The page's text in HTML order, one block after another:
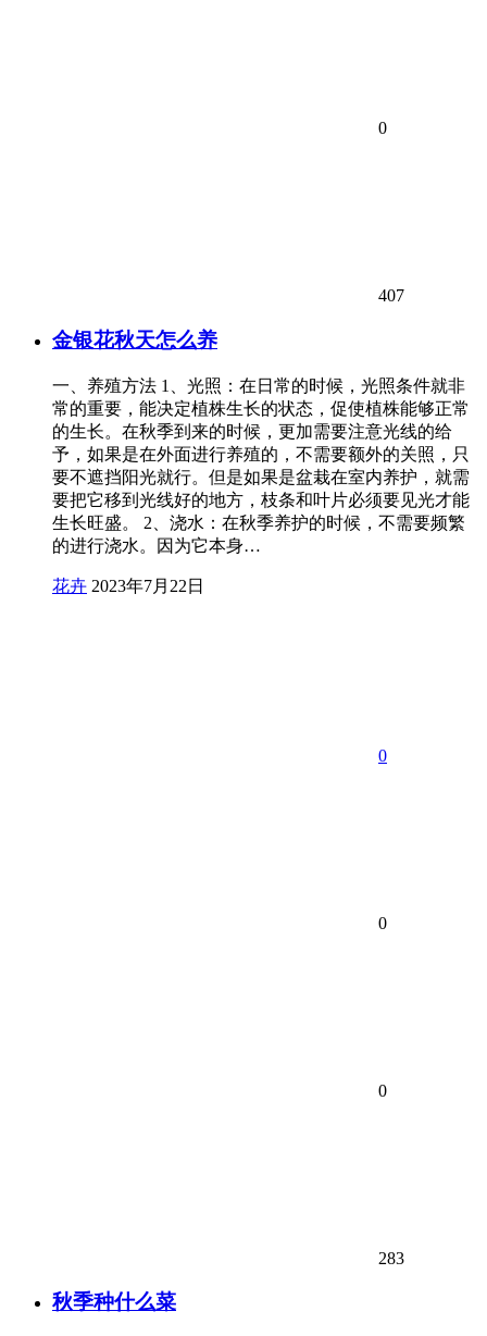
0
407
金银花秋天怎么养
一、养殖方法 1、光照：在日常的时候，光照条件就非
常的重要，能决定植株生长的状态，促使植株能够正常
的生长。在秋季到来的时候，更加需要注意光线的给
予，如果是在外面进行养殖的，不需要额外的关照，只
要不遮挡阳光就行。但是如果是盆栽在室内养护，就需
要把它移到光线好的地方，枝条和叶片必须要见光才能
生长旺盛。 2、浇水：在秋季养护的时候，不需要频繁
的进行浇水。因为它本身…
花卉 2023年7月22日
0
0
0
283
秋季种什么菜